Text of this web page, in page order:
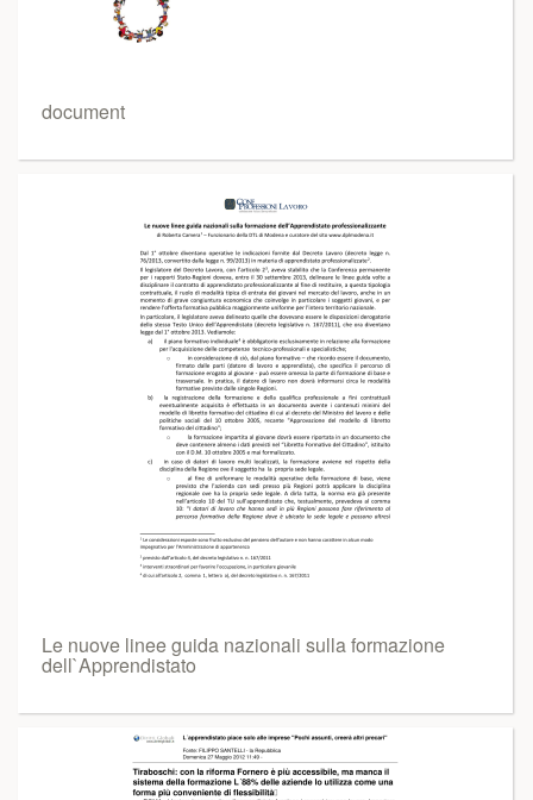
document
Le nuove linee guida nazionali sulla formazione
dell`Apprendistato